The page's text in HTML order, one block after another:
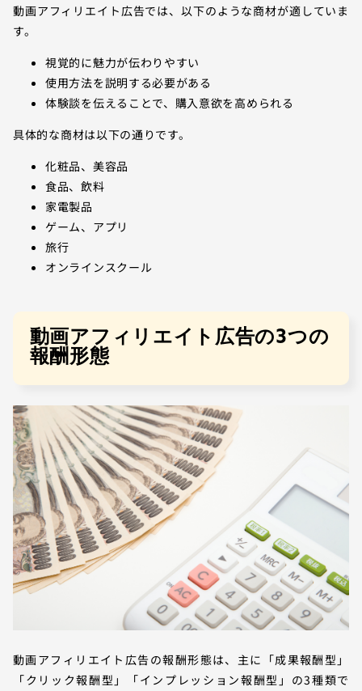
動画アフィリエイト広告では、以下のような商材が適していま
す。
視覚的に魅力が伝わりやすい
使用方法を説明する必要がある
体験談を伝えることで、購入意欲を高められる
具体的な商材は以下の通りです。
化粧品、美容品
食品、飲料
家電製品
ゲーム、アプリ
旅行
オンラインスクール
動画アフィリエイト広告の3つの
報酬形態
動画アフィリエイト広告の報酬形態は、主に「成果報酬型」
「クリック報酬型」「インプレッション報酬型」の3種類で